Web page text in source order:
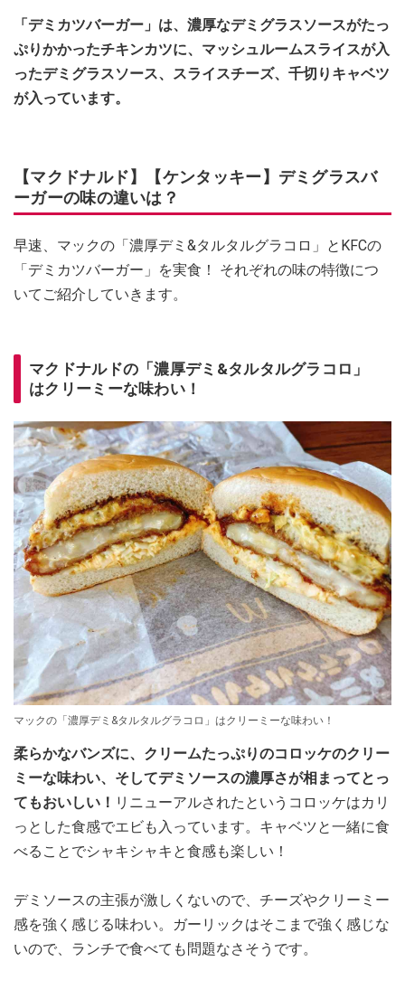
「デミカツバーガー」は、濃厚なデミグラスソースがたっ
ぷりかかったチキンカツに、マッシュルームスライスが入
ったデミグラスソース、スライスチーズ、千切りキャベツ
が入っています。
【マクドナルド】【ケンタッキー】デミグラスバ
ーガーの味の違いは？
早速、マックの「濃厚デミ&タルタルグラコロ」とKFCの
「デミカツバーガー」を実食！ それぞれの味の特徴につ
いてご紹介していきます。
マクドナルドの「濃厚デミ&タルタルグラコロ」
はクリーミーな味わい！
マックの「濃厚デミ&タルタルグラコロ」はクリーミーな味わい！
柔らかなバンズに、クリームたっぷりのコロッケのクリー
ミーな味わい、そしてデミソースの濃厚さが相まってとっ
てもおいしい！ リニューアルされたというコロッケはカリ
っとした食感でエビも入っています。キャベツと一緒に食
べることでシャキシャキと食感も楽しい！
デミソースの主張が激しくないので、チーズやクリーミー
感を強く感じる味わい。ガーリックはそこまで強く感じな
いので、ランチで食べても問題なさそうです。